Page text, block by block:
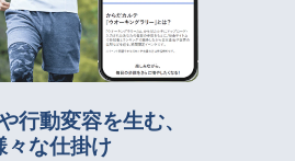
行動変容を生む、
々な仕掛け